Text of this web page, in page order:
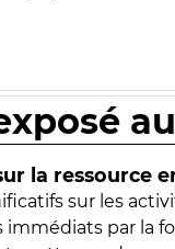
la ressource
sur les
par la